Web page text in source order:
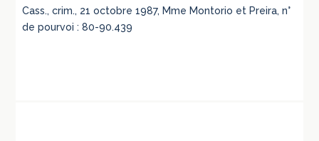
Cass., crim., 21 octobre 1987, Mme Montorio et Preira, n°
de pourvoi : 80-90.439